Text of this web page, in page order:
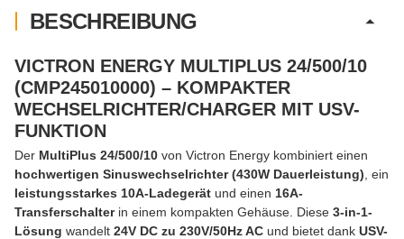
BESCHREIBUNG
VICTRON ENERGY MULTIPLUS 24/500/10
(CMP245010000) – KOMPAKTER
WECHSELRICHTER/CHARGER MIT USV-
FUNKTION
Der MultiPlus 24/500/10 von Victron Energy kombiniert einen
hochwertigen Sinuswechselrichter (430W Dauerleistung) , ein
leistungsstarkes 10A-Ladegerät und einen 16A-
Transferschalterin einem kompakten Gehäuse. Diese 3-in-1-
Lösung wandelt 24V DC zu 230V/50Hz AC und bietet dank USV-